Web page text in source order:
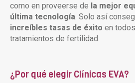
como en proveerse de la mejor
última tecnología . Solo así
increíbles tasas de éxito en
tratamientos de fertilidad.
¿Por qué elegir Clínicas EVA?